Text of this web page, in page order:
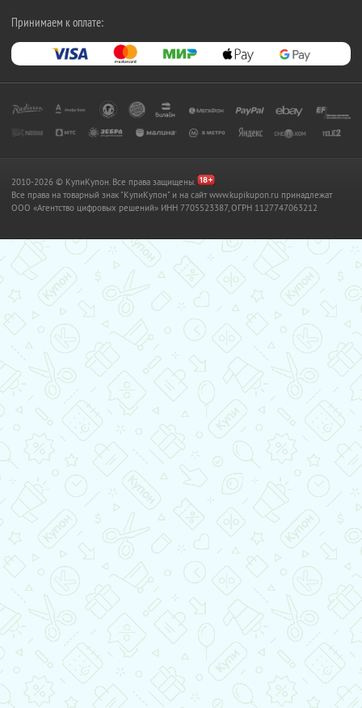
Принимаем к оплате:
2010-2026 © КупиКупон. Все права защищены.
Все права на товарный знак "КупиКупон" и на сайт www.kupikupon.ru принадлежат
OOO «Агентство цифровых решений» ИНН 7705523387, ОГРН 1127747063212